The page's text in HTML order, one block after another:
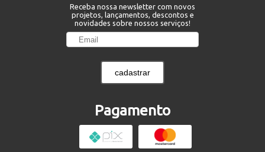
Receba nossa newsletter com novos
projetos, lançamentos, descontos e
novidades sobre nossos serviços!
cadastrar
Pagamento